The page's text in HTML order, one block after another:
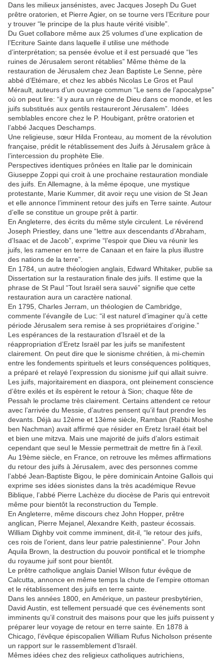
Dans les milieux jansénistes, avec Jacques Joseph Du Guet
prêtre oratorien, et Pierre Agier, on se tourne vers l’Ecriture pour
y trouver “le principe de la plus haute vérité visible”.
Du Guet collabore même aux 25 volumes d’une explication de
l’Ecriture Sainte dans laquelle il utilise une méthode
d’interprétation; sa pensée évolue et il est persuadé que “les
ruines de Jérusalem seront rétablies” Même thème de la
restauration de Jérusalem chez Jean Baptiste Le Senne, père
abbé d’Etémare, et chez les abbés Nicolas Le Gros et Paul
Mérault, auteurs d’un ouvrage commun “Le sens de l’apocalypse”
où on peut lire: “il y aura un règne de Dieu dans ce monde, et les
juifs substitués aux gentils restaureront Jérusalem”. Idées
semblables encore chez le P. Houbigant, prêtre oratorien et
l’abbé Jacques Deschamps.
Une religieuse, sœur Hilda Fronteau, au moment de la révolution
française, prédit le rétablissement des Juifs à Jérusalem grâce à
l’intercession du prophète Elie.
Perspectives identiques prônées en Italie par le dominicain
Giuseppe Zoppi qui croit à une prochaine restauration mondiale
des juifs. En Allemagne, à la même époque, une mystique
protestante, Marie Kummer, dit avoir reçu une vision de St Jean
et elle annonce l’imminent retour des juifs en Terre sainte. Autour
d’elle se constitue un groupe prêt à partir.
En Angleterre, des écrits du même style circulent. Le révérend
Joseph Priestley, dans une “lettre aux descendants d’Abraham,
d’Isaac et de Jacob”, exprime “l’espoir que Dieu va réunir les
juifs, les ramener en terre de Canaan et en faire la plus illustre
des nations de la terre”.
En 1784, un autre théologien anglais, Edward Whitaker, publie sa
Dissertation sur la restauration finale des juifs. Il estime que la
phrase de St Paul “Tout Israël sera sauvé” signifie que cette
restauration aura un caractère national.
En 1795, Charles Jerram, un théologien de Cambridge,
commente l’évangile de Luc: “il est naturel d’imaginer qu’à cette
période Jérusalem sera remise à ses propriétaires d’origine.”
Les espérances de la restauration d’Israël et de la
réappropriation d’Eretz Israël par les juifs se manifestent
clairement. On peut dire que le sionisme chrétien, à mi-chemin
entre les fondements spirituels et leurs conséquences politiques,
a préparé et relayé l’expression du sionisme juif qui allait suivre.
Les juifs, majoritairement en diaspora, ont pleinement conscience
d’être exilés et ils espèrent le retour à Sion; chaque fête de
Pessah le proclame très clairement. Certains attendent ce retour
avec l’arrivée du Messie, d’autres pensent qu’il faut prendre les
devants. Déjà au 12ème et 13ème siècle, Ramban (Rabbi Moshe
ben Nachman) avait affirmé que résider en Eretz Israël était bel
et bien une mitzva. Mais une majorité de juifs d’alors estimait
cependant que seul le Messie permettrait de mettre fin à l’exil.
Au 19ème siècle, en France, on retrouve les mêmes affirmations
du retour des juifs à Jérusalem, avec des personnes comme
l’abbé Jean-Baptiste Bigou, le père dominicain Antoine Gallois qui
exprime ses idées sionistes dans la très académique Revue
Biblique, l’abbé Pierre Lachèze du diocèse de Paris qui entrevoit
même pour bientôt la reconstruction du Temple.
En Angleterre, même discours chez John Hopper, prêtre
anglican, Pierre Mejanel, Alexandre Keith, pasteur écossais.
William Dighby voit comme imminent, dit-il, “le retour des juifs,
ces rois de l’orient, dans leur patrie palestinienne”. Pour John
Aquila Brown, la destruction du pouvoir pontifical et le triomphe
du royaume juif sont pour bientôt.
Le prêtre catholique anglais Daniel Wilson futur évêque de
Calcutta, annonce en même temps la chute de l’empire ottoman
et le rétablissement des juifs en terre sainte.
Dans les années 1800, en Amérique, un pasteur presbytérien,
David Austin, est tellement persuadé que ces événements sont
imminents qu’il construit des maisons pour que les juifs puissent y
préparer leur voyage de retour en terre sainte. En 1878 à
Chicago, l’évêque épiscopalien William Rufus Nicholson présente
un rapport sur le rassemblement d’Israël.
Mêmes idées chez des religieux catholiques autrichiens,